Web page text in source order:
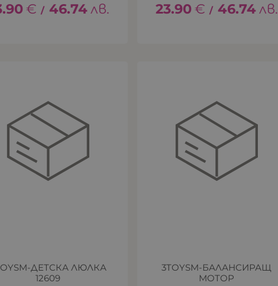
€ / 46.74лв. 23.90€ / 46.74лв.
ДЕТСКА ЛЮЛКА
12609
3TOYSM-БАЛАНСИРАЩ
МОТОР